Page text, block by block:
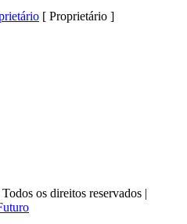
[ Proprietário ]
Todos os direitos reservados |